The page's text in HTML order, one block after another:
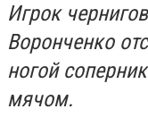
Игрок
Воронченко
ногой
мячом.